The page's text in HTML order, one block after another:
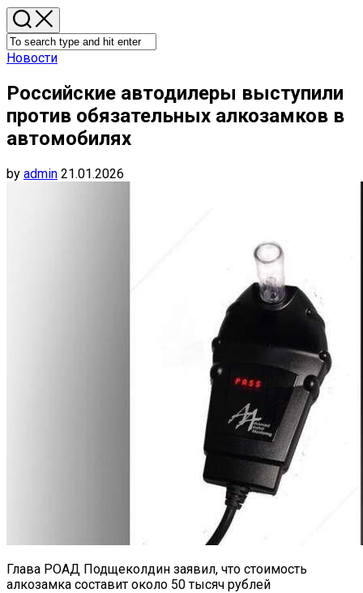
Новости
Российские автодилеры выступили
против обязательных алкозамков в
автомобилях
by admin 21.01.2026
Глава РОАД Подщеколдин заявил, что стоимость
алкозамка составит около 50 тысяч рублей